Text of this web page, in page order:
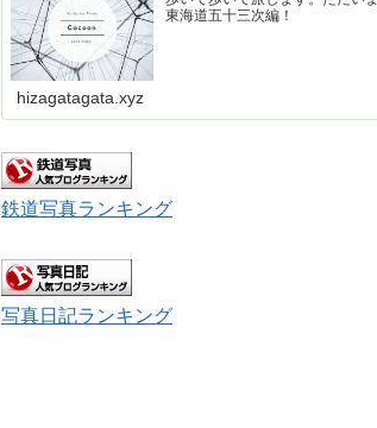
東海道五十三次編！
hizagatagata.xyz
鉄道写真ランキング
写真日記ランキング